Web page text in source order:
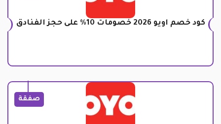
كود خصم اويو 2026 خصومات 10% على حجز الفنادق
صفقة